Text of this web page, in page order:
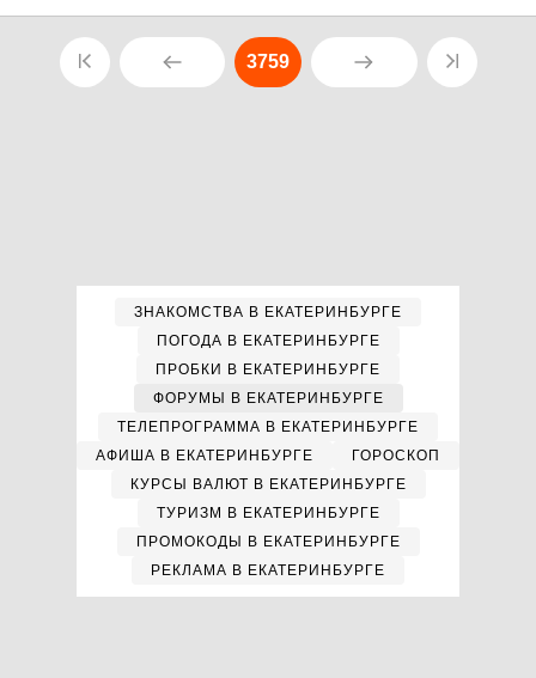
3759
ЗНАКОМСТВА В ЕКАТЕРИНБУРГЕ
ПОГОДА В ЕКАТЕРИНБУРГЕ
ПРОБКИ В ЕКАТЕРИНБУРГЕ
ФОРУМЫ В ЕКАТЕРИНБУРГЕ
ТЕЛЕПРОГРАММА В ЕКАТЕРИНБУРГЕ
АФИША В ЕКАТЕРИНБУРГЕ
ГОРОСКОП
КУРСЫ ВАЛЮТ В ЕКАТЕРИНБУРГЕ
ТУРИЗМ В ЕКАТЕРИНБУРГЕ
ПРОМОКОДЫ В ЕКАТЕРИНБУРГЕ
РЕКЛАМА В ЕКАТЕРИНБУРГЕ